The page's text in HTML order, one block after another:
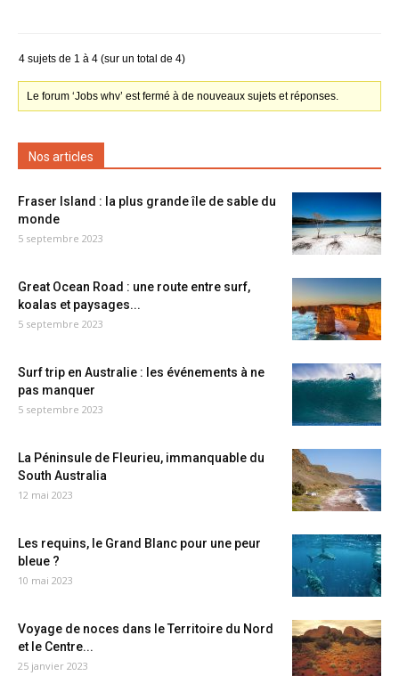
4 sujets de 1 à 4 (sur un total de 4)
Le forum ‘Jobs whv’ est fermé à de nouveaux sujets et réponses.
Nos articles
Fraser Island : la plus grande île de sable du
monde
5 septembre 2023
Great Ocean Road : une route entre surf,
koalas et paysages...
5 septembre 2023
Surf trip en Australie : les événements à ne
pas manquer
5 septembre 2023
La Péninsule de Fleurieu, immanquable du
South Australia
12 mai 2023
Les requins, le Grand Blanc pour une peur
bleue ?
10 mai 2023
Voyage de noces dans le Territoire du Nord
et le Centre...
25 janvier 2023